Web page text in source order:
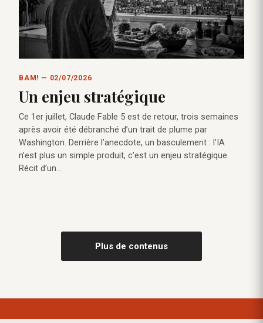
BAM! — 02/07/2026
Un enjeu stratégique
Ce 1er juillet, Claude Fable 5 est de retour, trois semaines
après avoir été débranché d’un trait de plume par
Washington. Derrière l’anecdote, un basculement : l’IA
n’est plus un simple produit, c’est un enjeu stratégique.
Récit d’un…
Plus de contenus